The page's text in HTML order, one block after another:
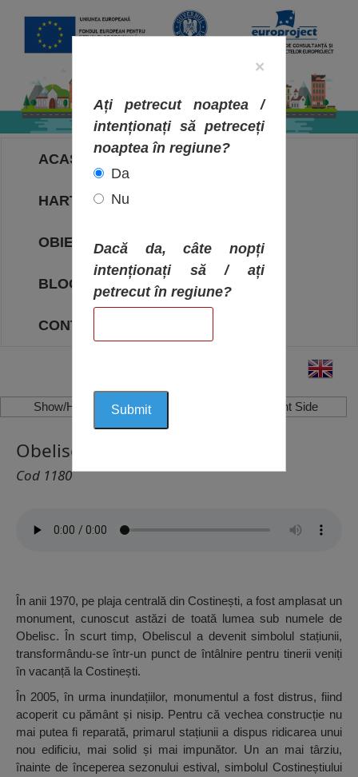
ACASA
HARTA OBIECTIVELOR
OBIECTIVE
BLOG
CONTACT
Show/Hide Left Side Show/Hide Right Side
Obelisc, Costinești
Cod 1180
În anii 1970, pe plaja centrală din Costinești, a fost amplasat un
monument, cunoscut astăzi de toată lumea sub numele de
Obelisc. În scurt timp, Obeliscul a devenit simbolul stațiunii,
transformându-se într-un punct de întâlnire pentru tinerii veniți
în vacanță la Costinești.
În 2005, în urma inundațiilor, monumentul a fost distrus, fiind
acoperit cu pământ și nisip. Pentru că vechea construcție nu
mai putea fi reparată, primarul stațiunii a dispus ridicarea unui
nou edificiu, mai solid și mai impunător. Un an mai târziu,
înainte de începerea sezonului estival, simbolul Costineștiului
×
Ați petrecut noaptea /
intenționați să petreceți
noaptea în regiune?
Da
Nu
Dacă da, câte nopți
intenționați să / ați
petrecut în regiune?